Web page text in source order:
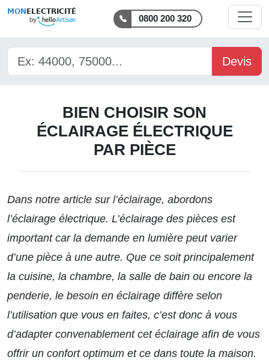
MON ELECTRICITÉ
0800 200 320
Devis
BIEN CHOISIR SON
ÉCLAIRAGE ÉLECTRIQUE
PAR PIÈCE
Dans notre article sur l’éclairage, abordons
l’éclairage électrique. L’éclairage des pièces est
important car la demande en lumière peut varier
d’une pièce à une autre. Que ce soit principalement
la cuisine, la chambre, la salle de bain ou encore la
penderie, le besoin en éclairage diffère selon
l’utilisation que vous en faites, c’est donc à vous
d’adapter convenablement cet éclairage afin de vous
offrir un confort optimum et ce dans toute la maison.